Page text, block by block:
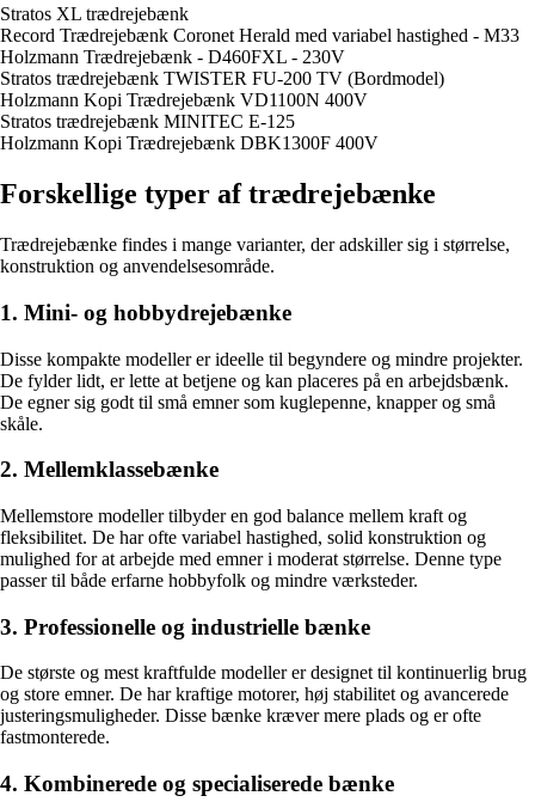
Stratos XL trædrejebænk
Record Trædrejebænk Coronet Herald med variabel hastighed - M33
Holzmann Trædrejebænk - D460FXL - 230V
Stratos trædrejebænk TWISTER FU-200 TV (Bordmodel)
Holzmann Kopi Trædrejebænk VD1100N 400V
Stratos trædrejebænk MINITEC E-125
Holzmann Kopi Trædrejebænk DBK1300F 400V
Forskellige typer af trædrejebænke
Trædrejebænke findes i mange varianter, der adskiller sig i størrelse,
konstruktion og anvendelsesområde.
1. Mini- og hobbydrejebænke
Disse kompakte modeller er ideelle til begyndere og mindre projekter.
De fylder lidt, er lette at betjene og kan placeres på en arbejdsbænk.
De egner sig godt til små emner som kuglepenne, knapper og små
skåle.
2. Mellemklassebænke
Mellemstore modeller tilbyder en god balance mellem kraft og
fleksibilitet. De har ofte variabel hastighed, solid konstruktion og
mulighed for at arbejde med emner i moderat størrelse. Denne type
passer til både erfarne hobbyfolk og mindre værksteder.
3. Professionelle og industrielle bænke
De største og mest kraftfulde modeller er designet til kontinuerlig brug
og store emner. De har kraftige motorer, høj stabilitet og avancerede
justeringsmuligheder. Disse bænke kræver mere plads og er ofte
fastmonterede.
4. Kombinerede og specialiserede bænke